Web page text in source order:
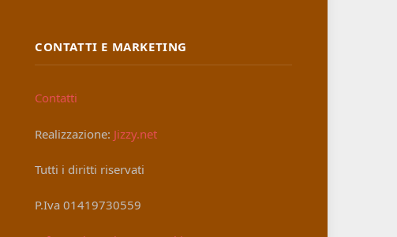
CONTATTI E MARKETING
Contatti
Realizzazione: Jizzy.net
Tutti i diritti riservati
P.Iva 01419730559